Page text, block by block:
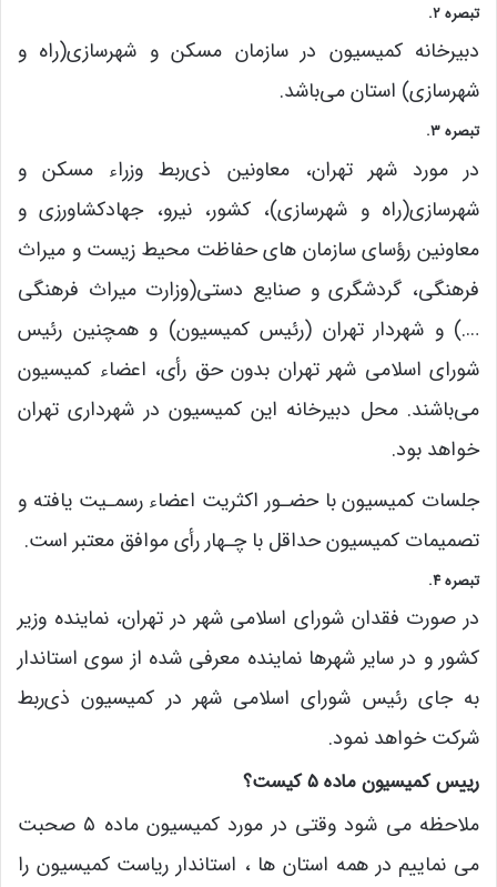
تبصره ۲.
دبیرخانه کمیسیون در سازمان مسکن و شهرسازی(راه و
شهرسازی) استان می‌باشد.
تبصره ۳.
در مورد شهر تهران، معاونین ذی‌ربط وزراء مسکن و
شهرسازی(راه و شهرسازی)، کشور، نیرو، جهادکشاورزی و
معاونین رؤسای سازمان های حفاظت محیط زیست و میراث
فرهنگی، گردشگری و صنایع دستی(وزارت میراث فرهنگی
….) و شهردار تهران (رئیس کمیسیون) و همچنین رئیس
شورای اسلامی شهر تهران بدون حق رأی، اعضاء کمیسیون
می‌باشند. محل دبیرخانه این کمیسیون در شهرداری تهران
خواهد بود.
جلسات کمیسیون با حضـور اکثریت اعضاء رسمـیت‌ یافته و
تصمیمات کمیسیون حداقل با چـهار رأی موافق معتبر است.
تبصره ۴.
در صورت فقدان شورای اسلامی شهر در تهران، نماینده وزیر
کشور و در سایر شهرها نماینده معرفی شده از سوی استاندار
به جای رئیس ‌شورای اسلامی شهر در کمیسیون ذی‌ربط
شرکت خواهد نمود.
رییس کمیسیون ماده ۵ کیست؟
ملاحظه می شود وقتی در مورد کمیسیون ماده ۵ صحبت
می نماییم در همه استان ها ، استاندار ریاست کمیسیون را